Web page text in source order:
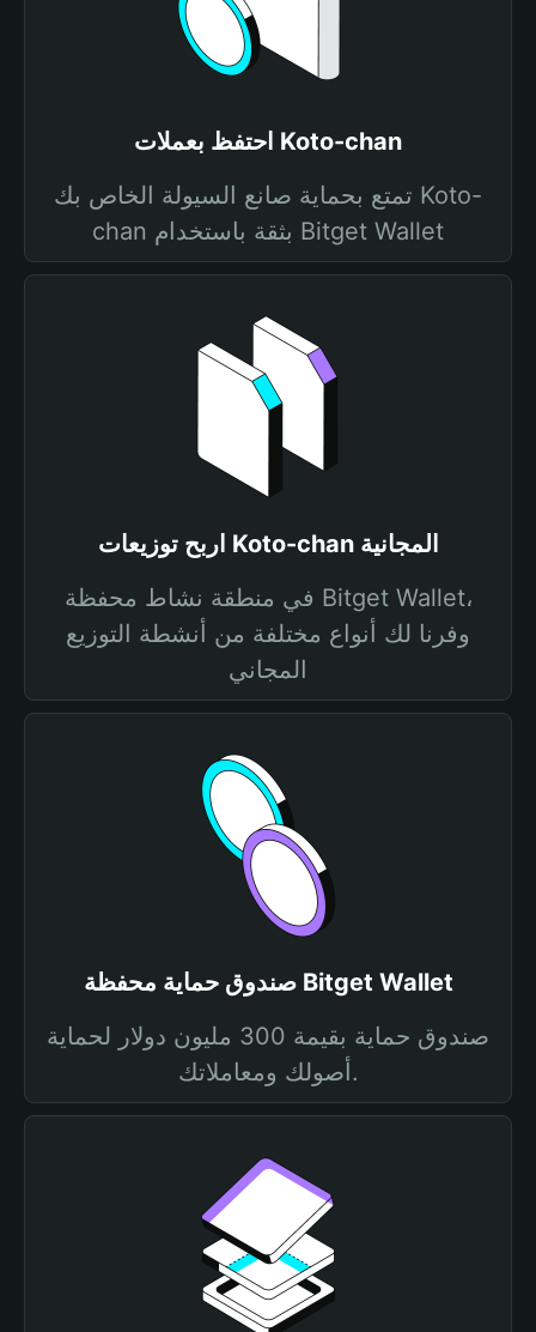
احتفظ بعملات Koto-chan
تمتع بحماية صانع السيولة الخاص بك Koto-
chan بثقة باستخدام Bitget Wallet
اربح توزيعات Koto-chan المجانية
في منطقة نشاط محفظة Bitget Wallet،
وفرنا لك أنواع مختلفة من أنشطة التوزيع
المجاني
صندوق حماية محفظة Bitget Wallet
صندوق حماية بقيمة 300 مليون دولار لحماية
أصولك ومعاملاتك.